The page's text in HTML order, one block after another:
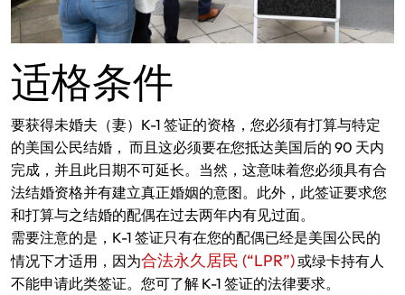
适格条件
要获得未婚夫（妻）K-1 签证的资格，您必须有打算与特定
的美国公民结婚， 而且这必须要在您抵达美国后的 90 天内
完成，并且此日期不可延长。当然，这意味着您必须具有合
法结婚资格并有建立真正婚姻的意图。此外，此签证要求您
和打算与之结婚的配偶在过去两年内有见过面。
需要注意的是，K-1 签证只有在您的配偶已经是美国公民的
情况下才适用，因为合法永久居民 (“LPR”)或绿卡持有人
不能申请此类签证。您可了解 K-1 签证的法律要求。